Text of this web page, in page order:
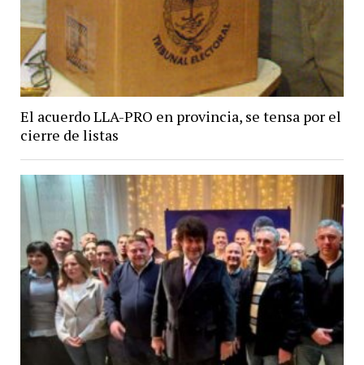
El acuerdo LLA-PRO en provincia, se tensa por el
cierre de listas